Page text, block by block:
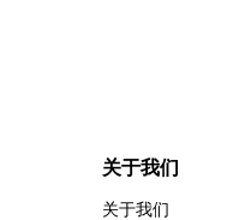
关于我们
关于我们